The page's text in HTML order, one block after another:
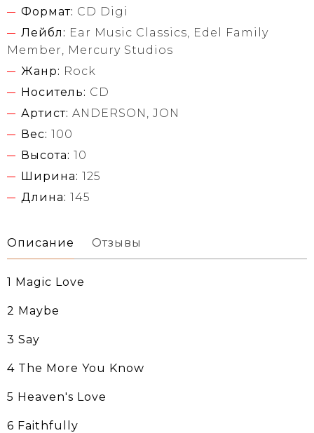
Формат: CD Digi
Лейбл: Ear Music Classics, Edel Family
Member, Mercury Studios
Жанр: Rock
Носитель: CD
Артист: ANDERSON, JON
Вес: 100
Высота: 10
Ширина: 125
Длина: 145
Описание Отзывы
1 Magic Love
2 Maybe
3 Say
4 The More You Know
5 Heaven's Love
6 Faithfully